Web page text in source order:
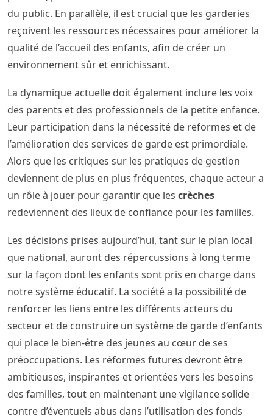
du public. En parallèle, il est crucial que les garderies
reçoivent les ressources nécessaires pour améliorer la
qualité de l’accueil des enfants, afin de créer un
environnement sûr et enrichissant.
La dynamique actuelle doit également inclure les voix
des parents et des professionnels de la petite enfance.
Leur participation dans la nécessité de reformes et de
l’amélioration des services de garde est primordiale.
Alors que les critiques sur les pratiques de gestion
deviennent de plus en plus fréquentes, chaque acteur a
un rôle à jouer pour garantir que les crèches
redeviennent des lieux de confiance pour les familles.
Les décisions prises aujourd’hui, tant sur le plan local
que national, auront des répercussions à long terme
sur la façon dont les enfants sont pris en charge dans
notre système éducatif. La société a la possibilité de
renforcer les liens entre les différents acteurs du
secteur et de construire un système de garde d’enfants
qui place le bien-être des jeunes au cœur de ses
préoccupations. Les réformes futures devront être
ambitieuses, inspirantes et orientées vers les besoins
des familles, tout en maintenant une vigilance solide
contre d’éventuels abus dans l’utilisation des fonds